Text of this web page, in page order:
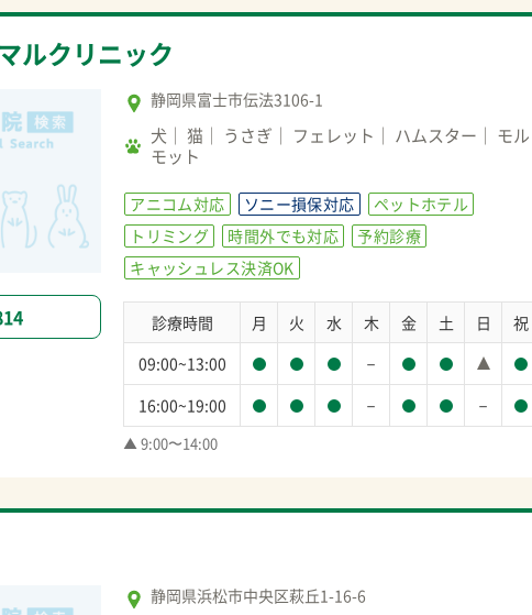
ルクリニック
静岡県富士市伝法3106-1
犬 猫 うさぎ フェレット ハムスター
モル
モット
アニコム対応 ソニー損保対応
ペットホテル
トリミング
時間外でも対応
予約診療
キャッシュレス決済OK
診療時間 月 火 水 木 金 土 日
祝
09:00~13:00
－
16:00~19:00 － －
▲ 9:00〜14:00
静岡県浜松市中央区萩丘1-16-6